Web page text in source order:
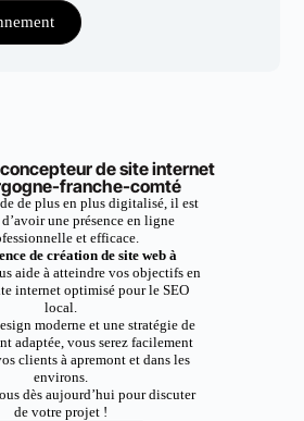
de site internet
franche-comté
de plus en plus digitalisé, il est
une présence en ligne
et efficace.
de création de site web à
aide à atteindre vos objectifs en
internet optimisé pour le SEO
local.
moderne et une stratégie de
adaptée, vous serez facilement
clients à apremont et dans les
environs.
dès aujourd’hui pour discuter
de votre projet !